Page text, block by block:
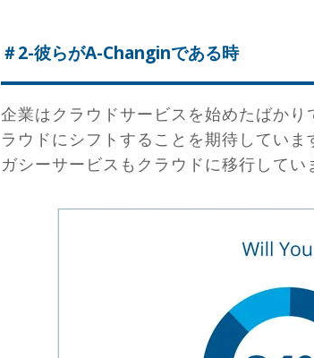
＃2-彼らがA-Changinである時
企業はクラウドサービスを始めたばか
ラウドにシフトすることを期待してい
ガシーサービスもクラウドに移行してい